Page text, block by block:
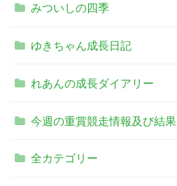
みついしの四季
ゆきちゃん成長日記
れあんの成長ダイアリー
今週の重賞競走情報及び結果
全カテゴリー